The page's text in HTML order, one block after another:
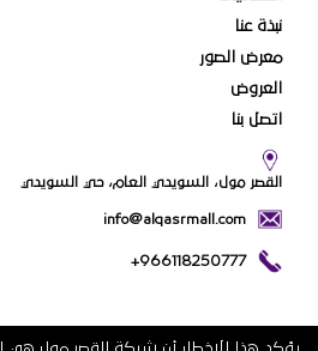
نبذة عنا
معرض الصور
العروض
اتصل بنا
القصر مول، السويدي العام، حي السويدي
info@alqasrmall.com
+966118250777